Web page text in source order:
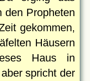
den Propheten
gekommen,
Häusern
Haus in
spricht der